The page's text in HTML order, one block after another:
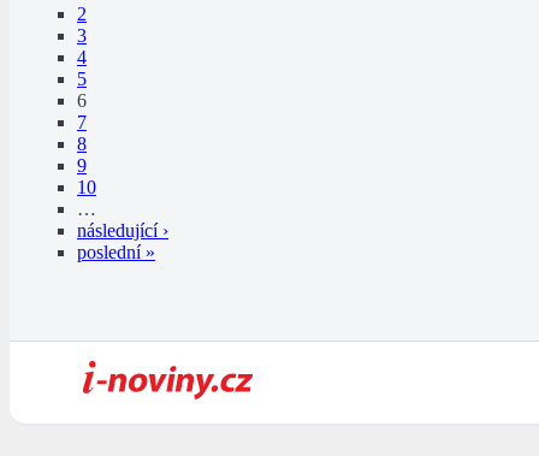
2
3
4
5
6
7
8
9
10
…
následující ›
poslední »